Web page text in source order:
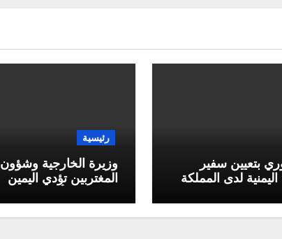
بتعيين سفير
لدى المملكة
رئيسية
وزيرة الخارجية وشؤون
المغتربين تؤدي اليمين
القيادة الرئاسي